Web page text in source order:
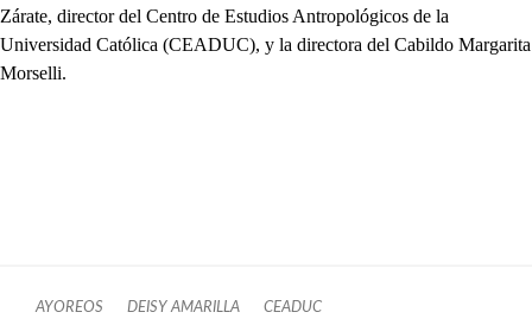
Zárate, director del Centro de Estudios Antropológicos de la
Universidad Católica (CEADUC), y la directora del Cabildo Margarita
Morselli.
AYOREOS DEISY AMARILLA CEADUC